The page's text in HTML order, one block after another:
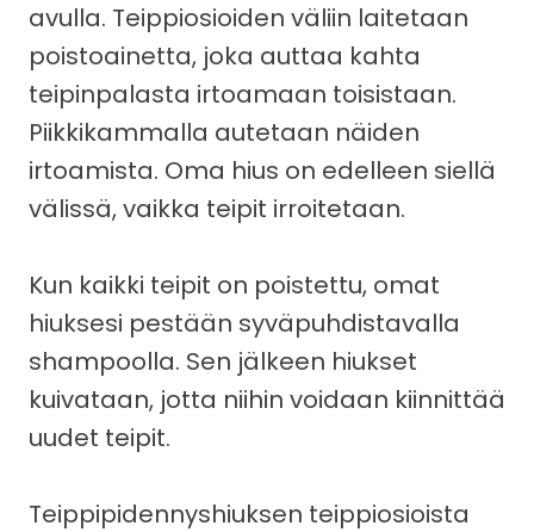
avulla. Teippiosioiden väliin laitetaan
poistoainetta, joka auttaa kahta
teipinpalasta irtoamaan toisistaan.
Piikkikammalla autetaan näiden
irtoamista. Oma hius on edelleen siellä
välissä, vaikka teipit irroitetaan.
Kun kaikki teipit on poistettu, omat
hiuksesi pestään syväpuhdistavalla
shampoolla. Sen jälkeen hiukset
kuivataan, jotta niihin voidaan kiinnittää
uudet teipit.
Teippipidennyshiuksen teippiosioista